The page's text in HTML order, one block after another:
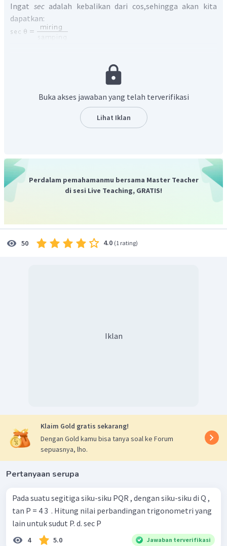
Ingat secadalah kebalikan dari cos,sehingga akan kita
dapatkan:
Maka nilai dari sec adalah
3
1
13
Jadi,jawaban yang tepat adalah
1
13
Buka akses jawaban yang telah terverifikasi
Lihat Iklan
Perdalam pemahamanmu bersama Master Teacher
di sesi Live Teaching, GRATIS!
50 4.0 (1 rating)
Iklan
Klaim Gold gratis sekarang!
Dengan Gold kamu bisa tanya soal ke Forum
sepuasnya, lho.
Pertanyaan serupa
Pada suatu segitiga siku-siku PQR , dengan siku-siku di Q ,
tan P = 4 3 ​ . Hitung nilai perbandingan trigonometri yang
lain untuk sudut P. d. sec P
4 5.0 Jawaban terverifikasi